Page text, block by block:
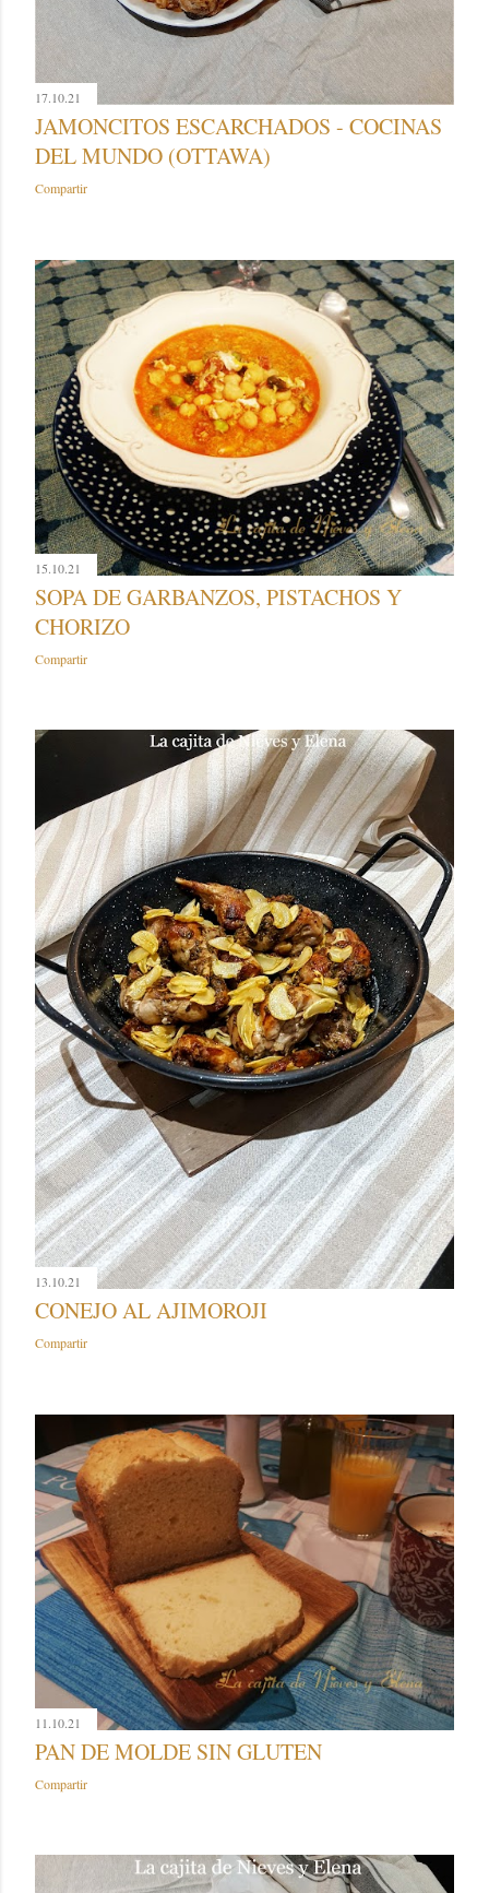
17.10.21
JAMONCITOS ESCARCHADOS - COCINAS
DEL MUNDO (OTTAWA)
Compartir
15.10.21
SOPA DE GARBANZOS, PISTACHOS Y
CHORIZO
Compartir
13.10.21
CONEJO AL AJIMOROJI
Compartir
11.10.21
PAN DE MOLDE SIN GLUTEN
Compartir